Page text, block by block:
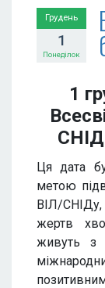
Грудень
1
Понеділок
1
Ця дата
метою
ВІЛ/
жертв
живуть